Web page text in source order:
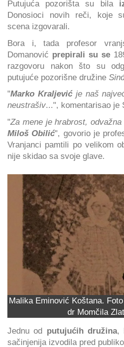
Putujuća pozorišta su bila
Donosioci novih reči, koje
scena izgovarali.
Bora i, tada profesor
Domanović prepirali su se
razgovoru nakon što su
putujuće pozorišne družine
"Marko Kraljevićje naš
neustrašiv...", komentarisao je
"Za mene je hrabrost,
Miloš Obilić", govorio je
Vranjanci pamtili po velikom
nije skidao sa svoje glave.
Malika Eminović Koštana.
dr Momčila
Jednu od putujućih družina,
sačinjenija izvodila pred